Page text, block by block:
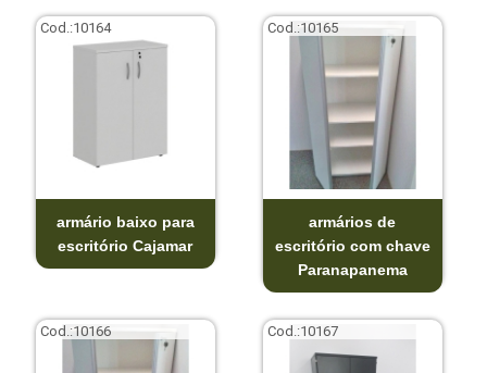
Cod.:10164
armário baixo para
escritório Cajamar
Cod.:10165
armários de
escritório com chave
Paranapanema
Cod.:10166 Cod.:10167